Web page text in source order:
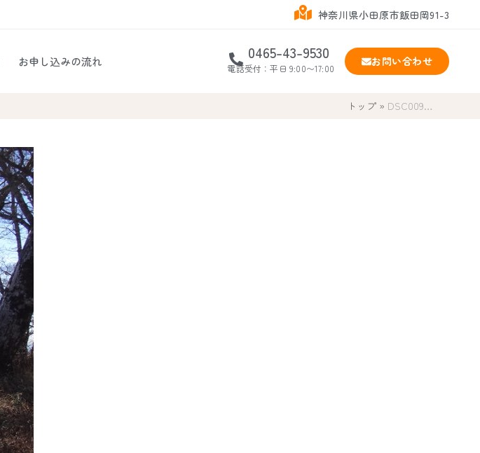
神奈川県小田原市飯田岡91-3
お申し込みの流れ 0465-43-9530
電話受付：平日 9:00〜17:00 お問い合わせ
トップ» DSC009…